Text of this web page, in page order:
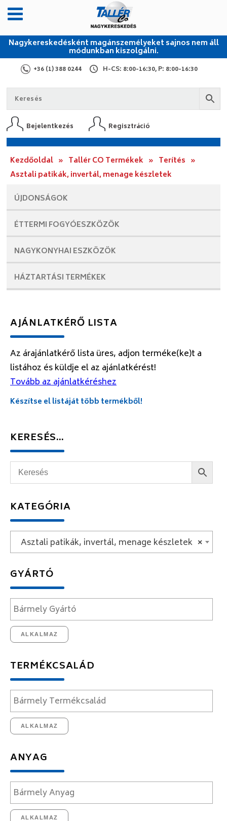
Nagykereskedésként magánszemélyeket sajnos nem áll
módunkban kiszolgálni.
+36 (1) 388 0244 H-CS: 8:00-16:30, P: 8:00-16:30
Bejelentkezés Regisztráció
Kezdőoldal » Tallér CO Termékek » Terítés »
Asztali patikák, invertál, menage készletek
ÚJDONSÁGOK
ÉTTERMI FOGYÓESZKÖZÖK
NAGYKONYHAI ESZKÖZÖK
HÁZTARTÁSI TERMÉKEK
AJÁNLATKÉRŐ LISTA
Az árajánlatkérő lista üres, adjon terméke(ke)t a
listához és küldje el az ajánlatkérést!
Tovább az ajánlatkéréshez
Készítse el listáját több termékből!
KERESÉS…
KATEGÓRIA
×
Asztali patikák, invertál, menage készletek
GYÁRTÓ
ALKALMAZ
TERMÉKCSALÁD
ALKALMAZ
ANYAG
ALKALMAZ